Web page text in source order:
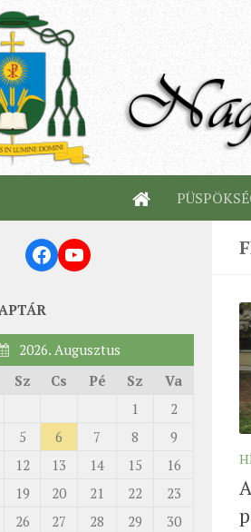
Facebook
YouTube
2026. Augusztus
Sz Cs Pé Sz Va
1
2
5 6 7 8
9
12 13 14 15
16
19 20 21 22
23
26 27 28 29
30